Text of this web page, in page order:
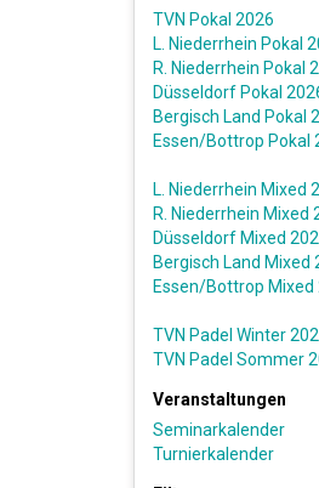
TVN Pokal 2026
L. Niederrhein Pokal
R. Niederrhein Pokal
Düsseldorf Pokal
Bergisch Land Pokal
Essen/Bottrop Pokal
L. Niederrhein Mixed
R. Niederrhein Mixed
Düsseldorf Mixed
Bergisch Land Mixed
Essen/Bottrop Mixed
TVN Padel Winter
TVN Padel Sommer
Veranstaltungen
Seminarkalender
Turnierkalender